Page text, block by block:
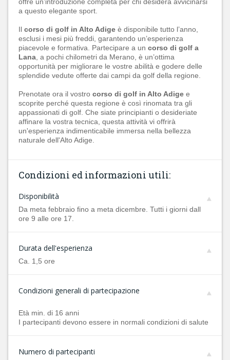
a questo elegante sport.
Il corso di golf in Alto Adige è disponibile tutto l’anno,
esclusi i mesi più freddi, garantendo un’esperienza
piacevole e formativa. Partecipare a un corso di golf a
Lana , a pochi chilometri da Merano, è un’ottima
opportunità per migliorare le vostre abilità e godere delle
splendide vedute offerte dai campi da golf della regione.
Prenotate ora il vostro corso di golf in Alto Adige e
scoprite perché questa regione è così rinomata tra gli
appassionati di golf. Che siate principianti o desideriate
affinare la vostra tecnica, questa attività vi offrirà
un'esperienza indimenticabile immersa nella bellezza
naturale dell'Alto Adige.
Condizioni ed informazioni utili:
Disponibilità
Da meta febbraio fino a meta dicembre. Tutti i giorni dall
ore 9 alle ore 17.
Durata dell'esperienza
Ca. 1,5 ore
Condizioni generali di partecipazione
Età min. di 16 anni
I partecipanti devono essere in normali condizioni di salute
Numero di partecipanti